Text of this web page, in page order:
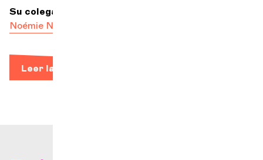
Su colega más feliz
Noémie Nénert-Fourmeau
Leer la biografía